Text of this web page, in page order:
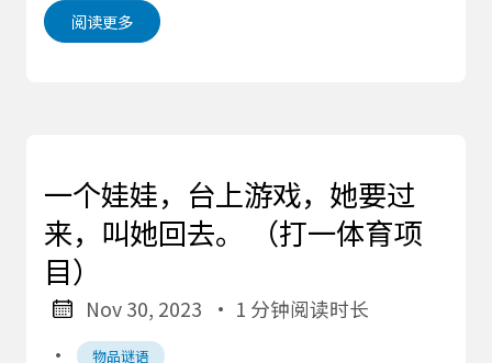
阅读更多
一个娃娃，台上游戏，她要过
来，叫她回去。 （打一体育项
目）
Nov 30, 2023
· 1 分钟阅读时长
·
物品谜语